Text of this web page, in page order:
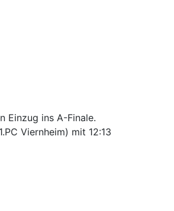
Einzug ins A-Finale.
Viernheim) mit 12:13